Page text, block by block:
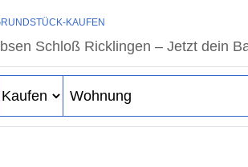
KAUFEN
Schloß Ricklingen – Jetzt dein